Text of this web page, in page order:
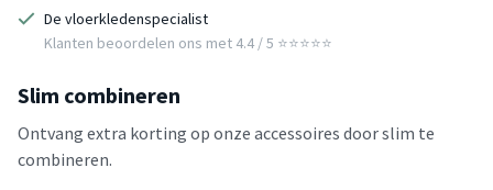
De vloerkledenspecialist
Klanten beoordelen ons met 4.4 / 5 ⭐⭐⭐⭐⭐
Slim combineren
Ontvang extra korting op onze accessoires door slim te
combineren.